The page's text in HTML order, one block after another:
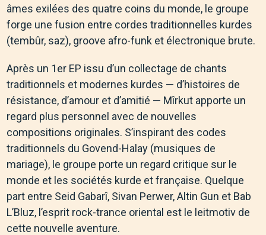
âmes exilées des quatre coins du monde, le groupe
forge une fusion entre cordes traditionnelles kurdes
(tembûr, saz), groove afro-funk et électronique brute.
Après un 1er EP issu d’un collectage de chants
traditionnels et modernes kurdes — d’histoires de
résistance, d’amour et d’amitié — Mîrkut apporte un
regard plus personnel avec de nouvelles
compositions originales. S’inspirant des codes
traditionnels du Govend-Halay (musiques de
mariage), le groupe porte un regard critique sur le
monde et les sociétés kurde et française. Quelque
part entre Seid Gabarî, Sivan Perwer, Altin Gun et Bab
L’Bluz, l’esprit rock-trance oriental est le leitmotiv de
cette nouvelle aventure.